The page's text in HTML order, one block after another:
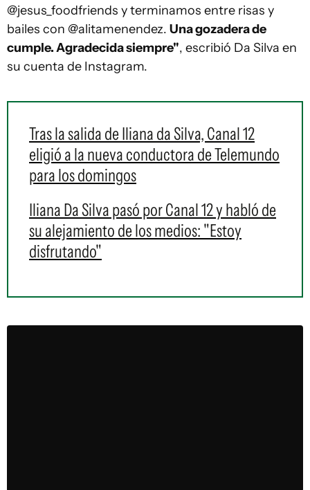
@jesus_foodfriends y terminamos entre risas y
bailes con @alitamenendez. Una gozadera de
cumple. Agradecida siempre", escribió Da Silva en
su cuenta de Instagram.
Tras la salida de Iliana da Silva, Canal 12
eligió a la nueva conductora de Telemundo
para los domingos
Iliana Da Silva pasó por Canal 12 y habló de
su alejamiento de los medios: "Estoy
disfrutando"